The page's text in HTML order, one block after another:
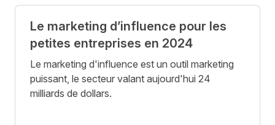
Le marketing d’influence pour les
petites entreprises en 2024
Le marketing d'influence est un outil marketing
puissant, le secteur valant aujourd'hui 24
milliards de dollars.